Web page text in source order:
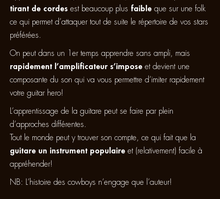
tirant de cordes est beaucoup plus faible que sur une folk
ce qui permet d’attaquer tout de suite le répertoire de vos stars
préférées.
On peut dans un 1er temps apprendre sans ampli, mais
rapidement l’amplificateur s’impose et devient une
composante du son qui va vous permettre d’imiter rapidement
votre guitar hero!
L’apprentissage de la guitare peut se faire par plein
d’approches différentes.
Tout le monde peut y trouver son compte, ce qui fait que la
guitare un instrument populaire et (relativement) facile à
appréhender!
NB: L’histoire des cowboys n’engage que l’auteur!